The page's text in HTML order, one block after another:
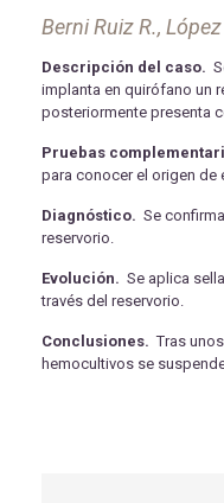
Berni Ruiz R.,
Descripción del caso.
implanta en quirófano un
posteriormente presenta
Pruebas
para conocer el origen de
Diagnóstico. Se
reservorio.
Evolución. Se aplica
través del reservorio.
Conclusiones.Tras
hemocultivos se